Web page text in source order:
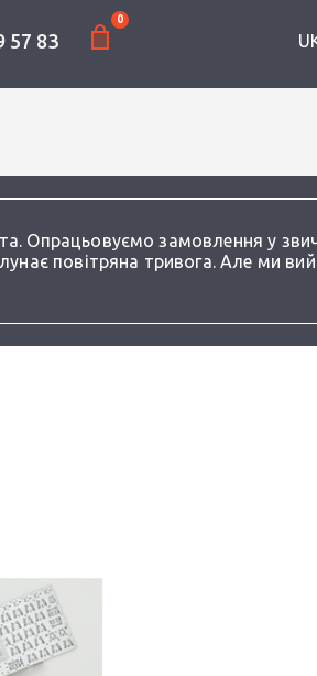
Опрацьовуємо замовлення у
повітряна тривога. Але ми
57 83
0